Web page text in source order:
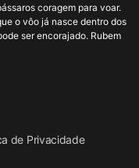
coragem para voar.
o vôo já nasce dentro dos
ser encorajado. Rubem
de Privacidade